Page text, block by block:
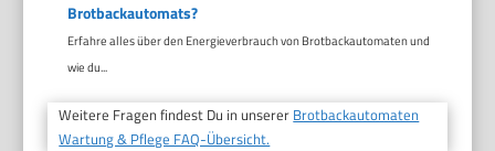
Brotbackautomats?
Erfahre alles über den Energieverbrauch von Brotbackautomaten und
wie du...
Weitere Fragen findest Du in unserer Brotbackautomaten
Wartung & Pflege FAQ-Übersicht.